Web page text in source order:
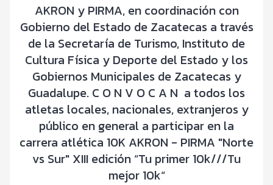
AKRON y PIRMA, en coordinación con
Gobierno del Estado de Zacatecas a través
de la Secretaría de Turismo, Instituto de
Cultura Física y Deporte del Estado y los
Gobiernos Municipales de Zacatecas y
Guadalupe. C O N V O C A N a todos los
atletas locales, nacionales, extranjeros y
público en general a participar en la
carrera atlética 10K AKRON - PIRMA "Norte
vs Sur" XIII edición “Tu primer 10k///Tu
mejor 10k“